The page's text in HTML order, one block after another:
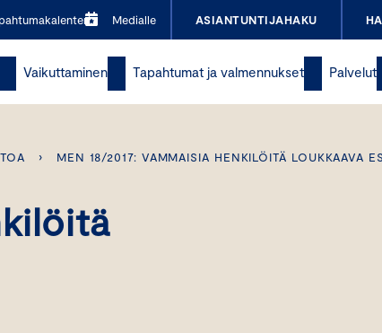
Medialle ASIANTUNTIJAHAKU
Vaikuttaminen Tapahtumat ja valmennukset Palvelut
› MEN 18/2017: VAMMAISIA HENKILÖITÄ LOUKKAAVA